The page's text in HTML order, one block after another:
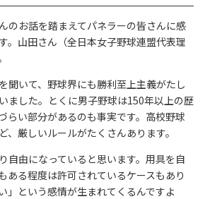
のお話を踏まえてパネラーの皆さんに感
。山田さん（全日本女子野球連盟代表理
聞いて、野球界にも勝利至上主義がたし
ました。とくに男子野球は150年以上の歴
らい部分があるのも事実です。高校野球
、厳しいルールがたくさんあります。
自由になっていると思います。用具を自
ある程度は許可されているケースもあり
」という感情が生まれてくるんですよ